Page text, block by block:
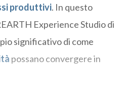
produttivi. In questo
Experience Studio di
significativo di come
possano convergere in